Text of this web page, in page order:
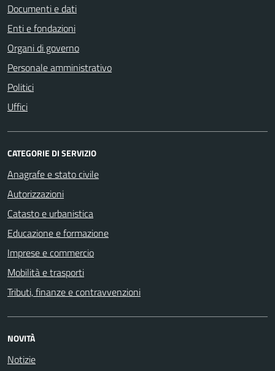
Documenti e dati
Enti e fondazioni
Organi di governo
Personale amministrativo
Politici
Uffici
CATEGORIE DI SERVIZIO
Anagrafe e stato civile
Autorizzazioni
Catasto e urbanistica
Educazione e formazione
Imprese e commercio
Mobilità e trasporti
Tributi, finanze e contravvenzioni
NOVITÀ
Notizie